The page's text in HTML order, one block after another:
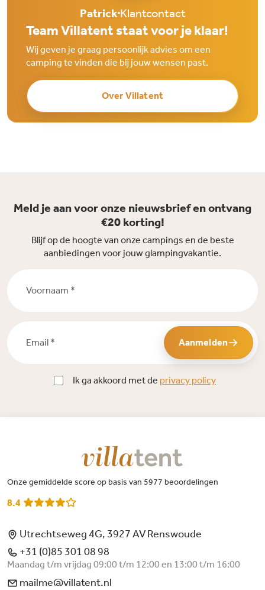
PatrickKlantcontact
Team Villatent staat voor je klaar!
Wij geven je graag persoonlijk advies om een
camping te vinden die bij jouw wensen past.
Over Villatent
Meld je aan voor onze nieuwsbrief en ontvang
€20 korting!
Blijf op de hoogte van onze campings en de beste
aanbiedingen voor jouw glampingvakantie.
Aanmelden
Ik ga akkoord met de privacy policy
Onze gemiddelde score op basis van 5977 beoordelingen
8.4
Utrechtseweg 4G, 3927 AV Renswoude
+31 (0)85 301 08 98
Maandag t/m vrijdag 09:00 t/m 12:00 en 13:00 t/m 16:00
mailme@villatent.nl